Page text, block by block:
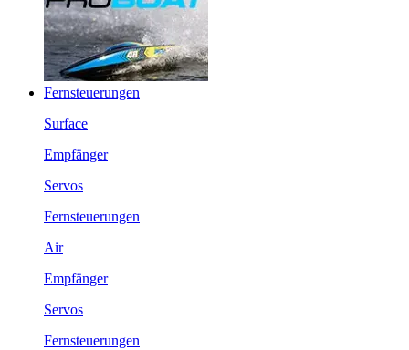
Fernsteuerungen
Surface
Empfänger
Servos
Fernsteuerungen
Air
Empfänger
Servos
Fernsteuerungen